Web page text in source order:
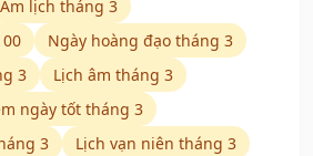
Âm lịch tháng 3
Ngày hoàng đạo tháng 3
3
Lịch âm tháng 3
ngày tốt tháng 3
3
Lịch vạn niên tháng 3